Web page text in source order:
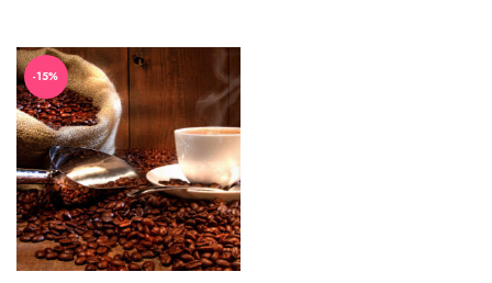
-15%